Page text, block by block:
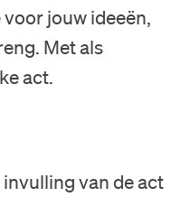
jouw ideeën,
Met als
act.
van de act